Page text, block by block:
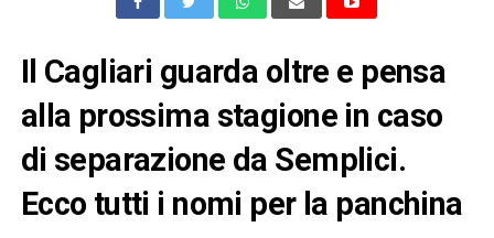
Il Cagliari guarda oltre e pensa
alla prossima stagione in caso
di separazione da Semplici.
Ecco tutti i nomi per la panchina